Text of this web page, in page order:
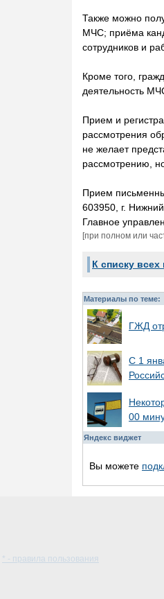
Также можно
МЧС; приёма
сотрудников и
Кроме того,
деятельность
Прием и
рассмотрения
не желает
рассмотрению,
Прием
603950, г.
Главное
[при полном или
К списку всех
Материалы по теме:
ГЖД
С 1
00
Яндекс виджет
Вы можете
* - правила пользования